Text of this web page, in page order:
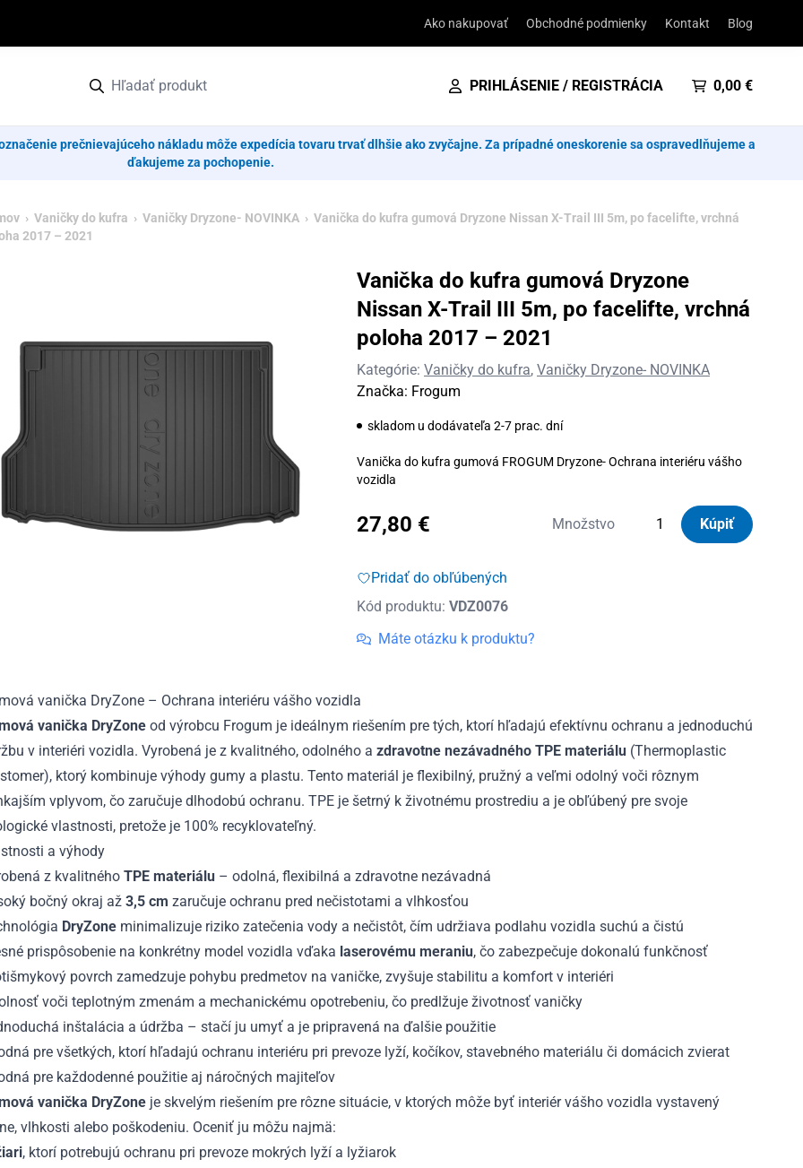
Ako nakupovať Obchodné podmienky Kontakt Blog
PRIHLÁSENIE / REGISTRÁCIA 0,00 €
prečnievajúceho nákladu môže expedícia tovaru trvať dlhšie ako zvyčajne. Za prípadné oneskorenie sa ospravedlňujeme a
ďakujeme za pochopenie.
› Vaničky do kufra › Vaničky Dryzone- NOVINKA › Vanička do kufra gumová Dryzone Nissan X-Trail III 5m, po facelifte, vrchná
2017 – 2021
Vanička do kufra gumová Dryzone
Nissan X-Trail III 5m, po facelifte, vrchná
poloha 2017 – 2021
Kategórie: Vaničky do kufra, Vaničky Dryzone- NOVINKA
Značka: Frogum
skladom u dodávateľa 2-7 prac. dní
Vanička do kufra gumová FROGUM Dryzone- Ochrana interiéru vášho
vozidla
27,80 € Množstvo
množstvo
III
po
facelifte,
vrchná
Kúpiť
Pridať do obľúbených
Kód produktu: VDZ0076
Máte otázku k produktu?
vanička DryZone – Ochrana interiéru vášho vozidla
vanička DryZone od výrobcu Frogum je ideálnym riešením pre tých, ktorí hľadajú efektívnu ochranu a jednoduchú
v interiéri vozidla. Vyrobená je z kvalitného, odolného a zdravotne nezávadného TPE materiálu (Thermoplastic
ktorý kombinuje výhody gumy a plastu. Tento materiál je flexibilný, pružný a veľmi odolný voči rôznym
vplyvom, čo zaručuje dlhodobú ochranu. TPE je šetrný k životnému prostrediu a je obľúbený pre svoje
vlastnosti, pretože je 100% recyklovateľný.
a výhody
z kvalitného TPE materiálu – odolná, flexibilná a zdravotne nezávadná
bočný okraj až 3,5 cm zaručuje ochranu pred nečistotami a vlhkosťou
DryZone minimalizuje riziko zatečenia vody a nečistôt, čím udržiava podlahu vozidla suchú a čistú
prispôsobenie na konkrétny model vozidla vďaka laserovému meraniu, čo zabezpečuje dokonalú funkčnosť
povrch zamedzuje pohybu predmetov na vaničke, zvyšuje stabilitu a komfort v interiéri
voči teplotným zmenám a mechanickému opotrebeniu, čo predlžuje životnosť vaničky
inštalácia a údržba – stačí ju umyť a je pripravená na ďalšie použitie
pre všetkých, ktorí hľadajú ochranu interiéru pri prevoze lyží, kočíkov, stavebného materiálu či domácich zvierat
pre každodenné použitie aj náročných majiteľov
vanička DryZone je skvelým riešením pre rôzne situácie, v ktorých môže byť interiér vášho vozidla vystavený
vlhkosti alebo poškodeniu. Oceniť ju môžu najmä:
, ktorí potrebujú ochranu pri prevoze mokrých lyží a lyžiarok